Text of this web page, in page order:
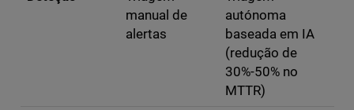
manual de
alertas
autónoma
baseada em IA
(redução de
30%-50% no
MTTR)